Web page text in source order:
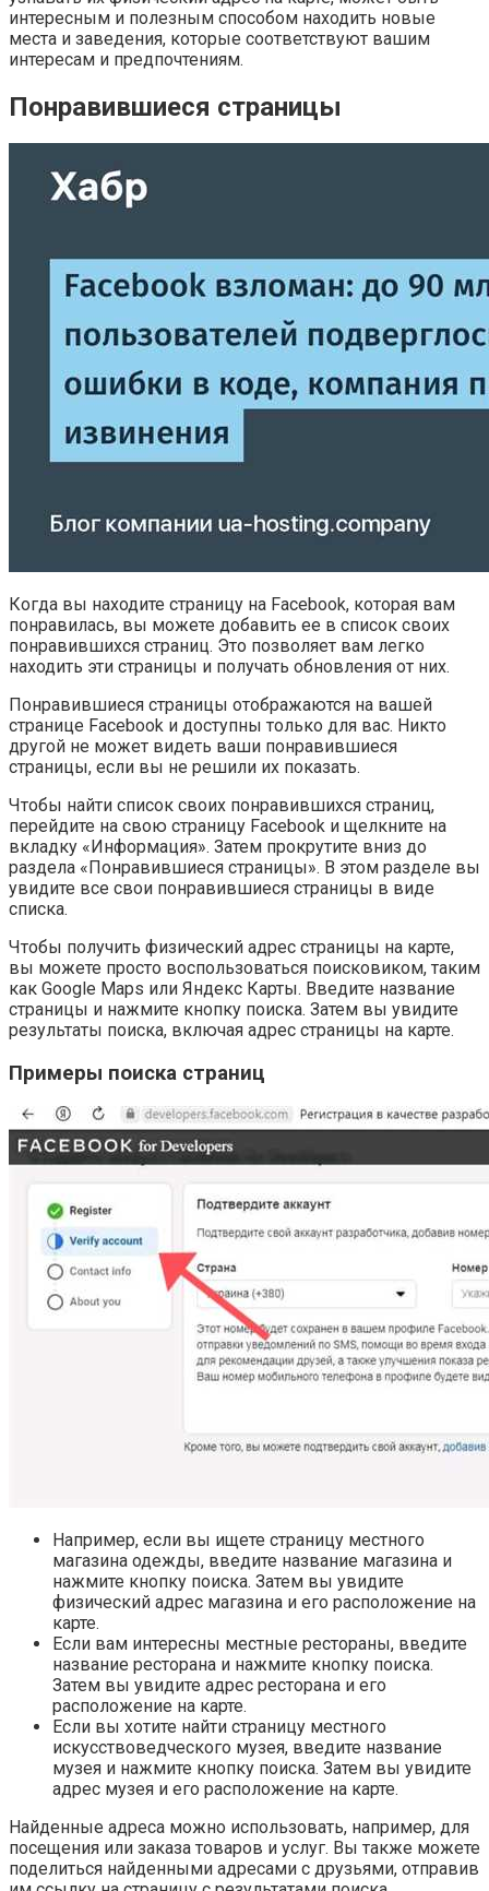
интересным и полезным способом находить новые
места и заведения, которые соответствуют вашим
интересам и предпочтениям.
Понравившиеся страницы
Когда вы находите страницу на Facebook, которая вам
понравилась, вы можете добавить ее в список своих
понравившихся страниц. Это позволяет вам легко
находить эти страницы и получать обновления от них.
Понравившиеся страницы отображаются на вашей
странице Facebook и доступны только для вас. Никто
другой не может видеть ваши понравившиеся
страницы, если вы не решили их показать.
Чтобы найти список своих понравившихся страниц,
перейдите на свою страницу Facebook и щелкните на
вкладку «Информация». Затем прокрутите вниз до
раздела «Понравившиеся страницы». В этом разделе вы
увидите все свои понравившиеся страницы в виде
списка.
Чтобы получить физический адрес страницы на карте,
вы можете просто воспользоваться поисковиком, таким
как Google Maps или Яндекс Карты. Введите название
страницы и нажмите кнопку поиска. Затем вы увидите
результаты поиска, включая адрес страницы на карте.
Примеры поиска страниц
Например, если вы ищете страницу местного
магазина одежды, введите название магазина и
нажмите кнопку поиска. Затем вы увидите
физический адрес магазина и его расположение на
карте.
Если вам интересны местные рестораны, введите
название ресторана и нажмите кнопку поиска.
Затем вы увидите адрес ресторана и его
расположение на карте.
Если вы хотите найти страницу местного
искусствоведческого музея, введите название
музея и нажмите кнопку поиска. Затем вы увидите
адрес музея и его расположение на карте.
Найденные адреса можно использовать, например, для
посещения или заказа товаров и услуг. Вы также можете
поделиться найденными адресами с друзьями, отправив